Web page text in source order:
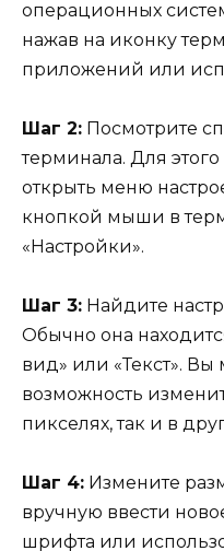
операционных
нажав на иконку
приложений или
Шаг 2: Посмотрите
терминала. Для
открыть меню
кнопкой мыши в
«Настройки».
Шаг 3: Найдите
Обычно она
вид» или «Текст». Вы
возможность
пикселях, так и в
Шаг 4: Измените
вручную ввести
шрифта или